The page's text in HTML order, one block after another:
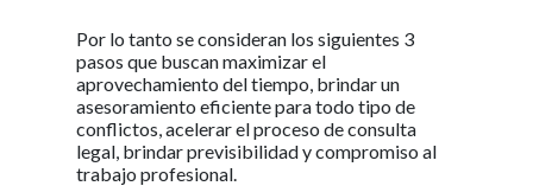
Por lo tanto se consideran los siguientes 3
pasos que buscan maximizar el
aprovechamiento del tiempo, brindar un
asesoramiento eficiente para todo tipo de
conflictos, acelerar el proceso de consulta
legal, brindar previsibilidad y compromiso al
trabajo profesional.